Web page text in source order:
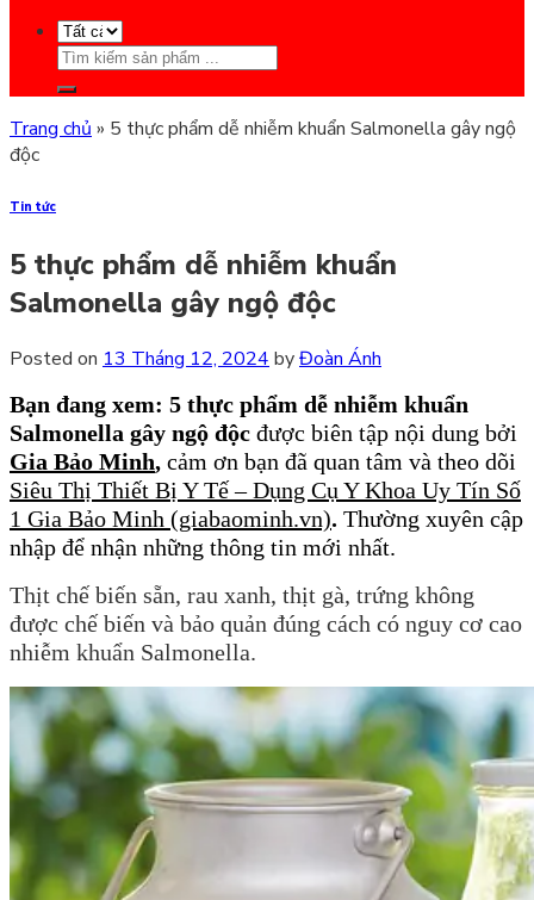
Search
for:
Trang chủ » 5 thực phẩm dễ nhiễm khuẩn Salmonella gây ngộ
độc
Tin tức
5 thực phẩm dễ nhiễm khuẩn
Salmonella gây ngộ độc
Posted on 13 Tháng 12, 2024 byĐoàn Ánh
Bạn đang xem: 5 thực phẩm dễ nhiễm khuẩn
Salmonella gây ngộ độc được biên tập nội dung bởi
Gia Bảo Minh, cảm ơn bạn đã quan tâm và theo dõi
Siêu Thị Thiết Bị Y Tế – Dụng Cụ Y Khoa Uy Tín Số
1 Gia Bảo Minh (giabaominh.vn). Thường xuyên cập
nhập để nhận những thông tin mới nhất.
Thịt chế biến sẵn, rau xanh, thịt gà, trứng không
được chế biến và bảo quản đúng cách có nguy cơ cao
nhiễm khuẩn Salmonella.